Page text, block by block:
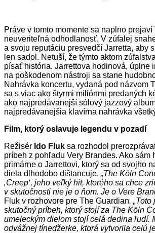
Práve v tomto momente sa naplno prejaví
neuveriteľná odhodlanosť. V zúfalej
a svoju reputáciu presvedčí Jarretta, aby
len sadol. Netuší, že týmto aktom
písať história. Jarrettova hodinová, úplne
na poškodenom nástroji sa stane
Nahrávka koncertu, vydaná pod názvom
sa s viac ako štyrmi miliónmi predaných
ako najpredávanejší sólový jazzový
najpredávanejšia klavírna nahrávka
Film, ktorý oslavuje legendu v pozadí
Režisér Ido Fluk sa rozhodol
príbeh z pohľadu Very Brandes. Ako sám
primárne o Jarrettovi, ktorý sa od svojho
diela dlhodobo dištancuje. „The Köln
‚Creep‘, jeho veľký hit, ktorého sa chce
v skutočnosti nie je o ňom. Je o Vere
Fluk v rozhovore pre The Guardian. „Toto
skutočný príbeh, ktorý stojí za The Köln
umeleckým dielom stojí celá dedina ľudí.
odvážnej tínedžerke, ktorá vytvorila celú